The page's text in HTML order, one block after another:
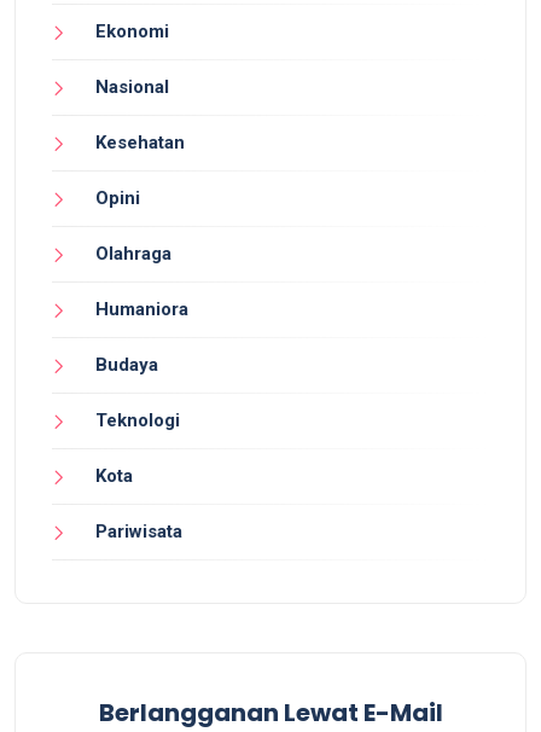
Ekonomi
Nasional
Kesehatan
Opini
Olahraga
Humaniora
Budaya
Teknologi
Kota
Pariwisata
Berlangganan Lewat E-Mail